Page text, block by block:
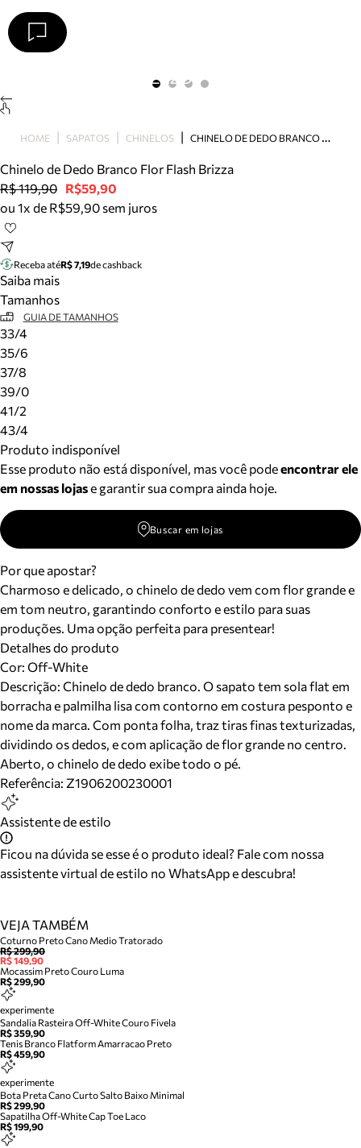
Papete
Scarpin
Mocassim
Bolsa
Tênis
Mule
Rasteira
Precisa de ajuda?
Arezzo
HOME SAPATOS CHINELOS C
HINELO DE DEDO BRANCO FLOR FLASH BRIZZA
Chinelo de Dedo Branco Flor Flash Brizza
R$ 119,90 R$59,90
ou 1x de R$59,90 sem juros
Receba atéR$ 7,19de cashback
Saiba mais
Tamanhos
GUIA DE TAMANHOS
33/4
35/6
37/8
39/0
41/2
43/4
Produto indisponível
Esse produto não está disponível, mas você podeencontrar ele
em nossas lojase garantir sua compra ainda hoje.
Buscar em lojas
Por que apostar?
Charmoso e delicado, o chinelo de dedo vem com flor grande e
em tom neutro, garantindo conforto e estilo para suas
produções. Uma opção perfeita para presentear!
Detalhes do produto
Cor: Off-White
Descrição: Chinelo de dedo branco. O sapato tem sola flat em
borracha e palmilha lisa com contorno em costura pesponto e
nome da marca. Com ponta folha, traz tiras finas texturizadas,
dividindo os dedos, e com aplicação de flor grande no centro.
Aberto, o chinelo de dedo exibe todo o pé.
Referência: Z1906200230001
Assistente de estilo
Ficou na dúvida se esse é o produto ideal? Fale com nossa
assistente virtual de estilo no WhatsApp e descubra!
VEJA TAMBÉM
Coturno Preto Cano Medio Tratorado
R$ 299,90
R$ 149,90
Mocassim Preto Couro Luma
R$ 299,90
experimente
Sandalia Rasteira Off-White Couro Fivela
R$ 359,90
Tenis Branco Flatform Amarracao Preto
R$ 459,90
experimente
Bota Preta Cano Curto Salto Baixo Minimal
R$ 299,90
Sapatilha Off-White Cap Toe Laco
R$ 199,90